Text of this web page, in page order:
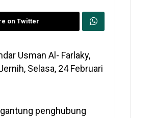
on Twitter
Usman Al- Farlaky,
Selasa, 24 Februari
penghubung